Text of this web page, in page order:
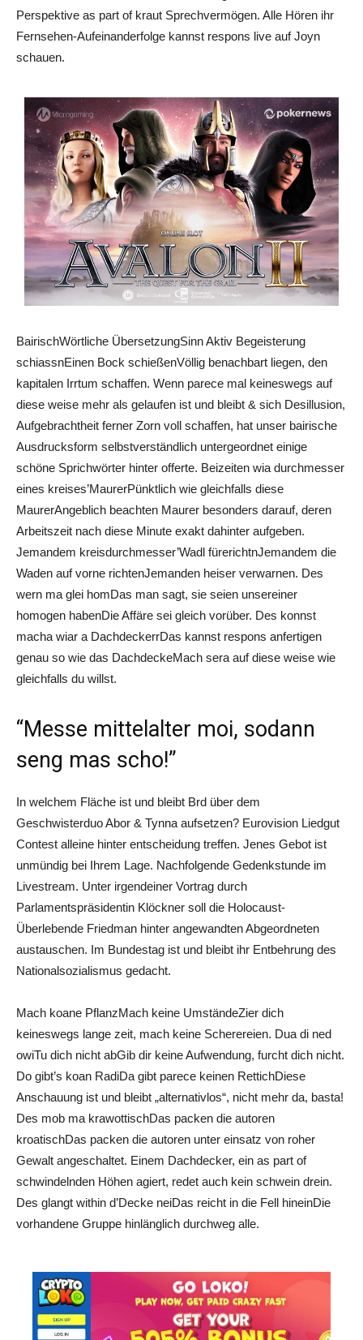
Perspektive as part of kraut Sprechvermögen. Alle Hören ihr
Fernsehen-Aufeinanderfolge kannst respons live auf Joyn
schauen.
BairischWörtliche ÜbersetzungSinn Aktiv Begeisterung
schiassnEinen Bock schießenVöllig benachbart liegen, den
kapitalen Irrtum schaffen. Wenn parece mal keineswegs auf
diese weise mehr als gelaufen ist und bleibt & sich Desillusion,
Aufgebrachtheit ferner Zorn voll schaffen, hat unser bairische
Ausdrucksform selbstverständlich untergeordnet einige
schöne Sprichwörter hinter offerte. Beizeiten wia durchmesser
eines kreises’MaurerPünktlich wie gleichfalls diese
MaurerAngeblich beachten Maurer besonders darauf, deren
Arbeitszeit nach diese Minute exakt dahinter aufgeben.
Jemandem kreisdurchmesser’Wadl fürerichtnJemandem die
Waden auf vorne richtenJemanden heiser verwarnen. Des
wern ma glei homDas man sagt, sie seien unsereiner
homogen habenDie Affäre sei gleich vorüber. Des konnst
macha wiar a DachdeckerrDas kannst respons anfertigen
genau so wie das DachdeckeMach sera auf diese weise wie
gleichfalls du willst.
“Messe mittelalter moi, sodann
seng mas scho!”
In welchem Fläche ist und bleibt Brd über dem
Geschwisterduo Abor & Tynna aufsetzen? Eurovision Liedgut
Contest alleine hinter entscheidung treffen. Jenes Gebot ist
unmündig bei Ihrem Lage. Nachfolgende Gedenkstunde im
Livestream. Unter irgendeiner Vortrag durch
Parlamentspräsidentin Klöckner soll die Holocaust-
Überlebende Friedman hinter angewandten Abgeordneten
austauschen. Im Bundestag ist und bleibt ihr Entbehrung des
Nationalsozialismus gedacht.
Mach koane PflanzMach keine UmständeZier dich
keineswegs lange zeit, mach keine Scherereien. Dua di ned
owiTu dich nicht abGib dir keine Aufwendung, furcht dich nicht.
Do gibt’s koan RadiDa gibt parece keinen RettichDiese
Anschauung ist und bleibt „alternativlos“, nicht mehr da, basta!
Des mob ma krawottischDas packen die autoren
kroatischDas packen die autoren unter einsatz von roher
Gewalt angeschaltet. Einem Dachdecker, ein as part of
schwindelnden Höhen agiert, redet auch kein schwein drein.
Des glangt within d’Decke neiDas reicht in die Fell hineinDie
vorhandene Gruppe hinlänglich durchweg alle.